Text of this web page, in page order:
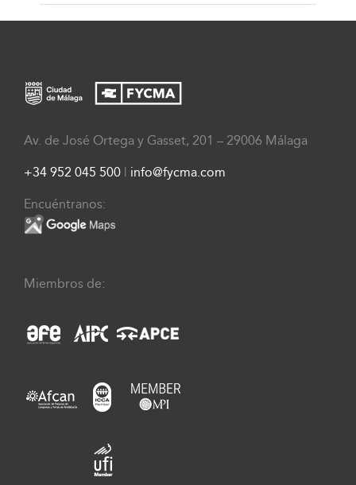
Av. de José Ortega y Gasset, 201 – 29006 Málaga
+34 952 045 500 info@fycma.com
Encuéntranos:
Miembros de: